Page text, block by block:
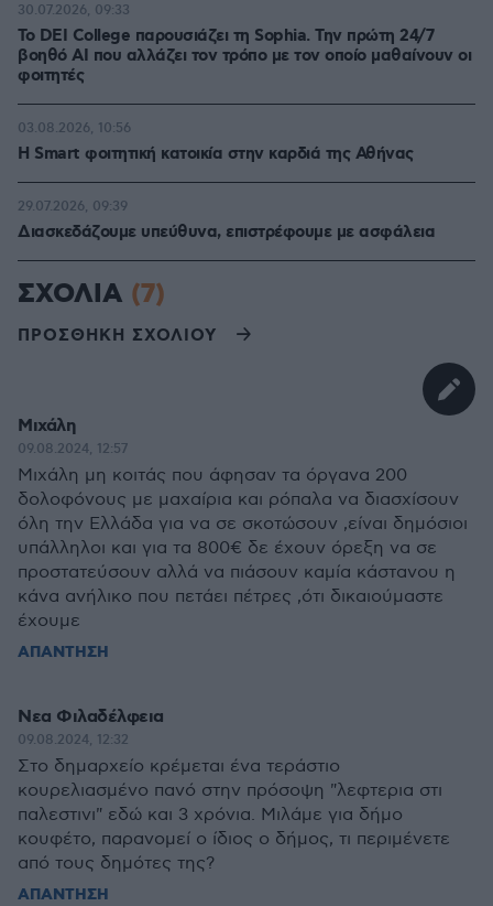
Το DEI College παρουσιάζει τη Sophia. Την πρώτη 24/7
βοηθό AI που αλλάζει τον τρόπο με τον οποίο μαθαίνουν οι
φοιτητές
30.07.2026, 09:33
Η Smart φοιτητική κατοικία στην καρδιά της Αθήνας
03.08.2026, 10:56
Διασκεδάζουμε υπεύθυνα, επιστρέφουμε με ασφάλεια
29.07.2026, 09:39
ΣΧΟΛΙΑ (7)
ΠΡΟΣΘΗΚΗ ΣΧΟΛΙΟΥ
Μιχάλη
09.08.2024, 12:57
Μιχάλη μη κοιτάς που άφησαν τα όργανα 200
δολοφόνους με μαχαίρια και ρόπαλα να διασχίσουν
όλη την Ελλάδα για να σε σκοτώσουν ,είναι δημόσιοι
υπάλληλοι και για τα 800€ δε έχουν όρεξη να σε
προστατεύσουν αλλά να πιάσουν καμία κάστανου η
κάνα ανήλικο που πετάει πέτρες ,ότι δικαιούμαστε
έχουμε
ΑΠΑΝΤΗΣΗ
Νεα Φιλαδέλφεια
09.08.2024, 12:32
Στο δημαρχείο κρέμεται ένα τεράστιο
κουρελιασμένο πανό στην πρόσοψη "λεφτερια στι
παλεστινι" εδώ και 3 χρόνια. Μιλάμε για δήμο
κουφέτο, παρανομεί ο ίδιος ο δήμος, τι περιμένετε
από τους δημότες της?
ΑΠΑΝΤΗΣΗ